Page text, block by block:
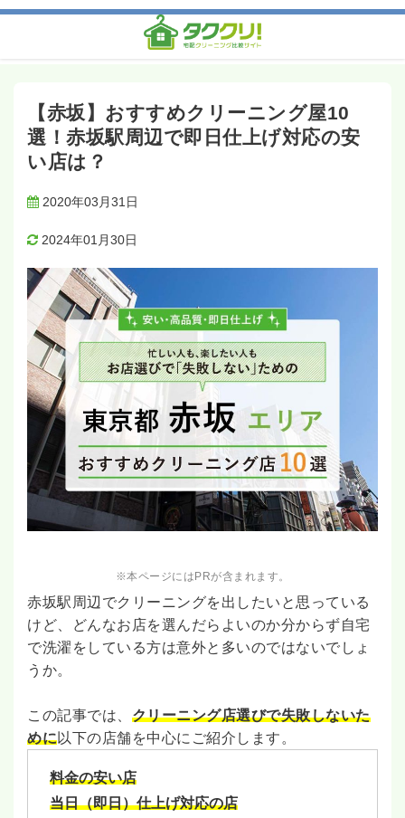
【赤坂】おすすめクリーニング屋10
選！赤坂駅周辺で即日仕上げ対応の安
い店は？
2020年03月31日
2024年01月30日
※本ページにはPRが含まれます。
赤坂駅周辺でクリーニングを出したいと思っている
けど、どんなお店を選んだらよいのか分からず自宅
で洗濯をしている方は意外と多いのではないでしょ
うか。
この記事では、 クリーニング店選びで失敗しないた
めに 以下の店舗を中心にご紹介します。
料金の安い店
当日（即日）仕上げ対応の店